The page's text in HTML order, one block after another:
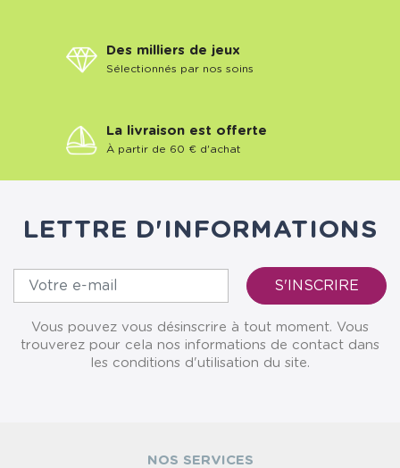
Des milliers de jeux
Sélectionnés par nos soins
La livraison est offerte
À partir de 60 € d'achat
LETTRE D'INFORMATIONS
Vous pouvez vous désinscrire à tout moment. Vous
trouverez pour cela nos informations de contact dans
les conditions d'utilisation du site.
NOS SERVICES